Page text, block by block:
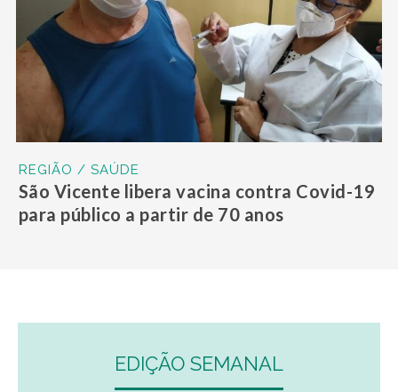
REGIÃO / SAÚDE
São Vicente libera vacina contra Covid-19
para público a partir de 70 anos
EDIÇÃO SEMANAL